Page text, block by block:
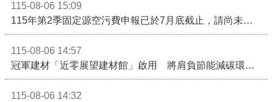
115-08-06 15:09
115年第2季固定源空污費申報已於7月底截止，請尚未申報公私場所儘速完成申繳，以免面臨滯納金及罰鍰!
115-08-06 14:57
冠軍建材「近零展望建材館」啟用 將肩負節能減碳環境教育重任
115-08-06 14:32